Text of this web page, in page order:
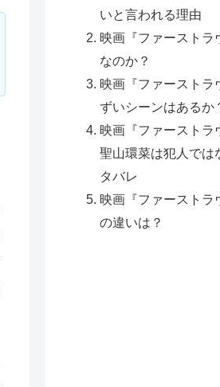
いと言われる理由
映画『ファーストラ
なのか？
映画『ファーストラ
ずいシーンはあるか
映画『ファーストラ
聖山環菜は犯人では
タバレ
映画『ファーストラ
の違いは？